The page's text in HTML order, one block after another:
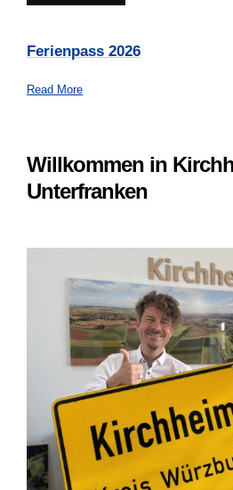
Ferienpass 2026
Read More
Willkommen in
Unterfranken